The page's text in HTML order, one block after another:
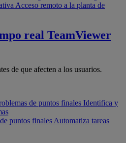
Acceso remoto a la planta de
real TeamViewer
de que afecten a los usuarios.
de puntos finales Identifica y
puntos finales Automatiza tareas